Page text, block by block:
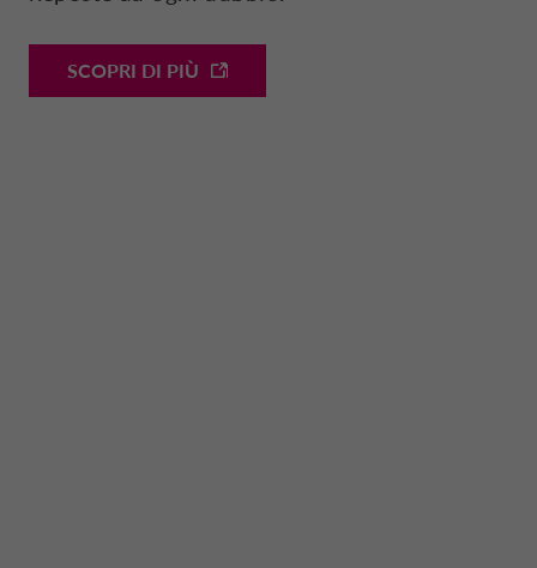
SCOPRI DI PIÙ